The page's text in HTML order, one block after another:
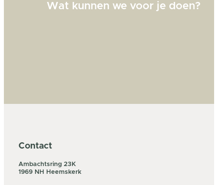
Wat kunnen we voor je doen?
Contact
Ambachtsring 23K
1969 NH Heemskerk